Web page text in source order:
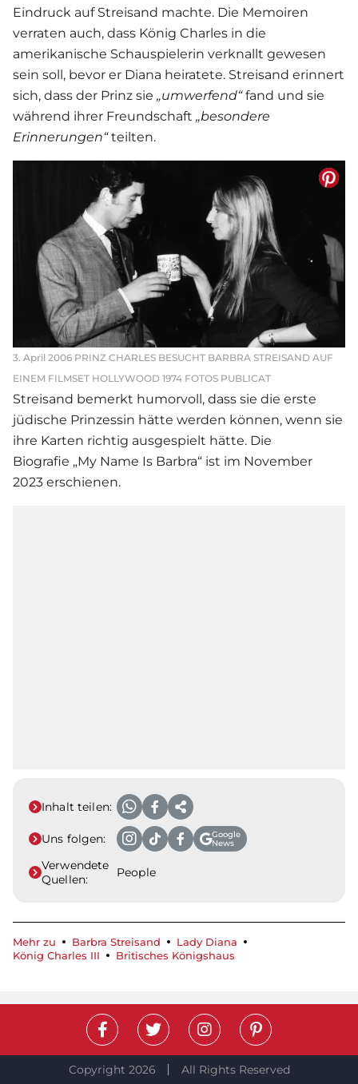
Eindruck auf Streisand machte. Die Memoiren
verraten auch, dass König Charles in die
amerikanische Schauspielerin verknallt gewesen
sein soll, bevor er Diana heiratete. Streisand erinnert
sich, dass der Prinz sie „umwerfend“fand und sie
während ihrer Freundschaft „besondere
Erinnerungen“teilten.
3. April 2006 PRINZ CHARLES BESUCHT BARBRA STREISAND AUF
EINEM FILMSET HOLLYWOOD 1974 FOTOS PUBLICAT
Streisand bemerkt humorvoll, dass sie die erste
jüdische Prinzessin hätte werden können, wenn sie
ihre Karten richtig ausgespielt hätte. Die
Biografie „My Name Is Barbra“ ist im November
2023 erschienen.
Inhalt teilen:
Uns folgen:
Google
News
Verwendete
Quellen:
People
Mehr zu Barbra Streisand
Lady Diana
König Charles III
Britisches Königshaus
Copyright 2026 All Rights Reserved